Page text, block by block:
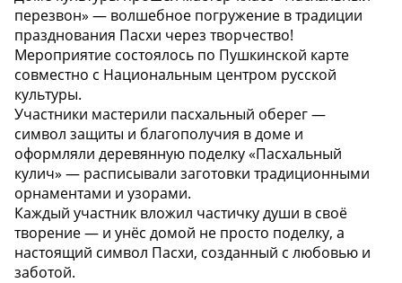
перезвон» — волшебное погружение в традиции
празднования Пасхи через творчество!
Мероприятие состоялось по Пушкинской карте
совместно с Национальным центром русской
культуры.
Участники мастерили пасхальный оберег —
символ защиты и благополучия в доме и
оформляли деревянную поделку «Пасхальный
кулич» — расписывали заготовки традиционными
орнаментами и узорами.
Каждый участник вложил частичку души в своё
творение — и унёс домой не просто поделку, а
настоящий символ Пасхи, созданный с любовью и
заботой.